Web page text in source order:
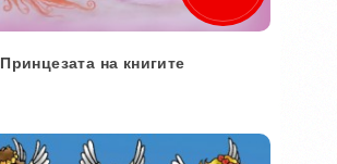
Принцезата на книгите
Во кошничка